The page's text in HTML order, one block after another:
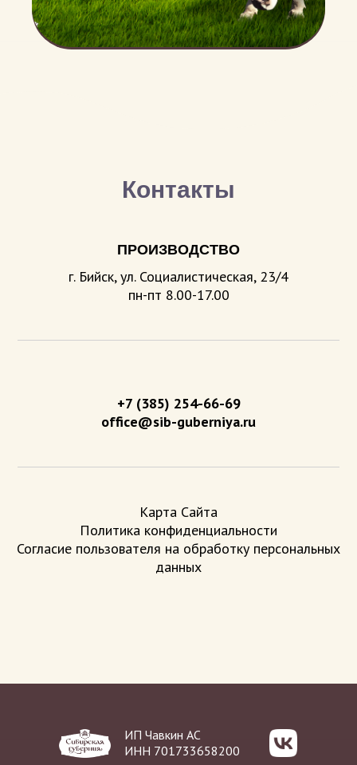
Контакты
ПРОИЗВОДСТВО
г. Бийск, ул. Социалистическая, 23/4
пн-пт 8.00-17.00
+7 (385) 254-66-69
office@sib-guberniya.ru
Карта Сайта
Политика конфиденциальности
Согласие пользователя на обработку персональных
данных
ИП Чавкин АС
ИНН 701733658200